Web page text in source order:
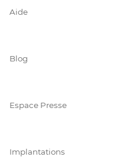
Aide
Blog
Espace Presse
Implantations